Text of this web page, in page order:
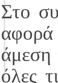
Στο
αφορά
άμεση
όλες